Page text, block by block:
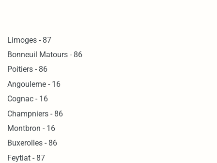
Limoges - 87
Bonneuil Matours - 86
Poitiers - 86
Angouleme - 16
Cognac - 16
Champniers - 86
Montbron - 16
Buxerolles - 86
Feytiat - 87